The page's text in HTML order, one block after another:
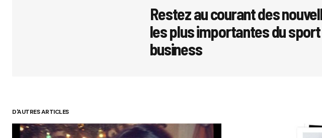
Comment*
Submit Comment
Restez au courant des
les plus importantes du sport
business
D'AUTRES ARTICLES